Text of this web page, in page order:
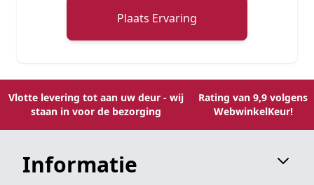
Plaats Ervaring
Vlotte levering tot aan uw deur - wij
staan in voor de bezorging
Rating van 9,9 volgens
WebwinkelKeur!
Informatie